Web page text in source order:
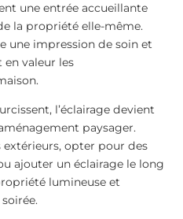
une entrée accueillante
la propriété elle-même.
une impression de soin et
valeur les
l’éclairage devient
paysager.
opter pour des
ajouter un éclairage le long
lumineuse et